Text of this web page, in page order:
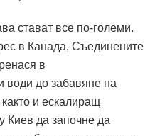
стават все по-големи.
в Канада, Съединените
в
води до забавяне на
и ескалиращ
Киев да започне да